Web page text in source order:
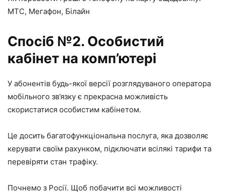
МТС, Мегафон, Білайн
Спосіб №2. Особистий
кабінет на комп’ютері
У абонентів будь-якої версії розглядуваного оператора
мобільного зв’язку є прекрасна можливість
скористатися особистим кабінетом.
Це досить багатофункціональна послуга, яка дозволяє
керувати своїм рахунком, підключати всілякі тарифи та
перевіряти стан трафіку.
Почнемо з Росії. Щоб побачити всі можливості